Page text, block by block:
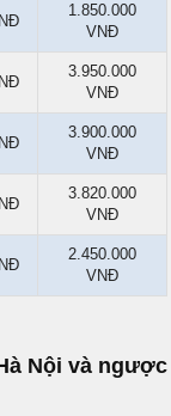
1.850.000
VNĐ
3.950.000
VNĐ
3.900.000
VNĐ
3.820.000
VNĐ
2.450.000
VNĐ
Nội và ngược